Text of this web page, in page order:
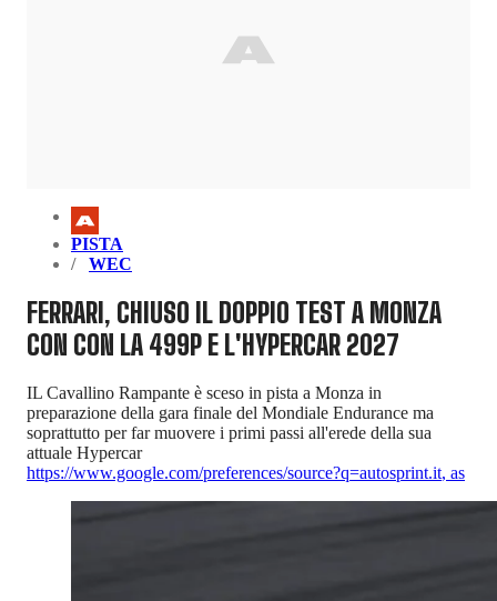
PISTA
WEC
FERRARI, CHIUSO IL DOPPIO TEST A MONZA
CON CON LA 499P E L'HYPERCAR 2027
IL Cavallino Rampante è sceso in pista a Monza in
preparazione della gara finale del Mondiale Endurance ma
soprattutto per far muovere i primi passi all'erede della sua
attuale Hypercar
https://www.google.com/preferences/source?q=autosprint.it, as